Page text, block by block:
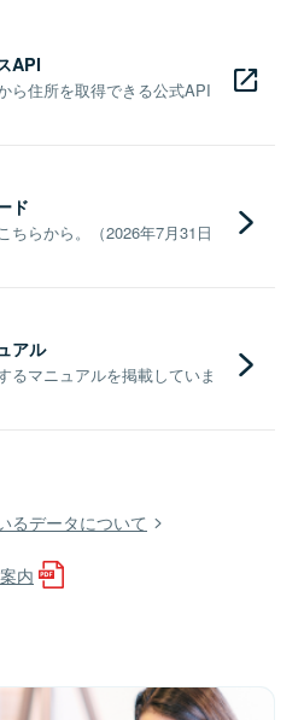
API
ら住所を取得できる公式API
ド
ちらから。（2026年7月31日
アル
るマニュアルを掲載していま
るデータについて
内